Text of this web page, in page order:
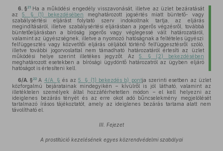
6. §21 Ha a működési engedély visszavonását, illetve az üzlet bezáratását
az 5. § (1) bekezdésében meghatározott jogsértés miatt büntető- vagy
szabálysértési eljárást folytató szerv indokoltnak tartja, az eljárás
megindításáról, illetve szabálysértési eljárásban a jogerős végzésről, továbbá
büntetőeljárásban a bíróság jogerős vagy véglegessé vált határozatáról,
valamint az ügyészségnek, illetve a nyomozó hatóságnak a feltételes ügyészi
felfüggesztés vagy közvetítői eljárás céljából történő felfüggesztésről szóló,
illetve további jogorvoslattal nem támadható határozatáról értesíti az üzlet
működési helye szerint illetékes jegyzőt. Az5. § (2) bekezdésében
meghatározott esetekben a bírósági ügydöntő határozatról az ügyben eljáró
hatóságot is értesíteni kell.
6/A. §22 A 4/A. § és az5. § (1) bekezdés b) pontja szerinti esetben az üzlet
közforgalmú bejáratainak mindegyikén – kívülről is jól látható, valamint az
illetéktelen személyek által hozzáférhetetlen módon – el kell helyezni az
ideiglenes bezárás tényét és az erre okot adó bűncselekmény megjelölését
tartalmazó írásos tájékoztatót, amely az ideiglenes bezárás tartama alatt nem
távolítható el.
III. Fejezet
A prostitúció kezelésének egyes közrendvédelmi szabályai